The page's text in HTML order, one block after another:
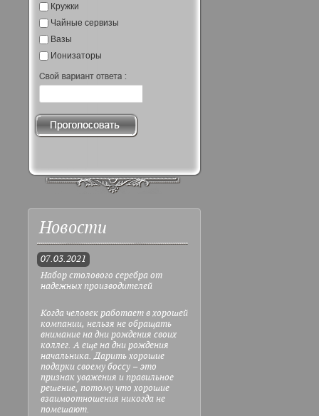
Кружки
Чайные сервизы
Вазы
Ионизаторы
Новости
07.03.2021
Набор столового серебра от
надежных производителей
Когда человек работает в хорошей
компании, нельзя не обращать
внимание на дни рождения своих
коллег. А еще на дни рождения
начальника. Дарить хорошие
подарки своему боссу – это
признак уважения и правильное
решение, потому что хорошие
взаимоотношения никогда не
помешают.